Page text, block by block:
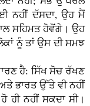
ਨਹੀਂ ਦੱਸਦਾ, ਉਹ ਮੈਂ
ਸਹਿਮਤ ਹੋਵੋਂਗੇ। ਉਹ
ਨੂੰ ਤਾਂ ਉਸ ਦੀ ਸਮਝ
ਹੈ: ਸਿੱਖ ਸੋਚ ਰੱਖਣ
ਭਾਰਤ ਉੱਤੇ ਵੀ ਨਹੀਂ
ਹੀ ਨਹੀਂ ਸਕਦਾ ਸੀ।